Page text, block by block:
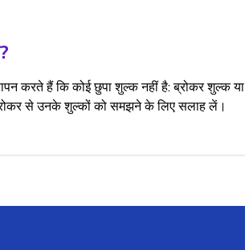
करते हैं कि कोई छुपा शुल्क नहीं है: ब्रोकर शुल्क या
से उनके शुल्कों को समझने के लिए सलाह लें।